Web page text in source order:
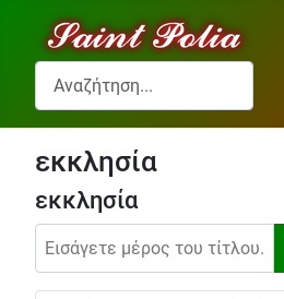
Αναζήτηση...
εκκλησία
εκκλησία
Εισάγετε μέρος του τίτλου.